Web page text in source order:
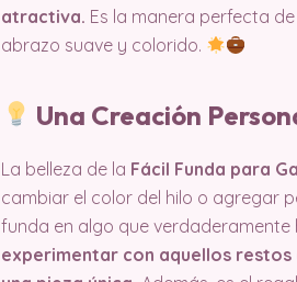
atractiva. Es la manera perfecta
abrazo suave y colorido.
Una Creación
La belleza de la Fácil Funda para
cambiar el color del hilo o agregar
funda en algo que verdaderamente
experimentar con aquellos